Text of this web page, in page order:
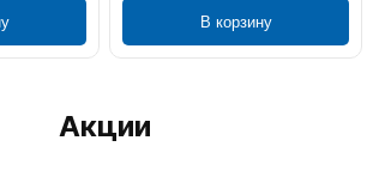
В корзину
Акции